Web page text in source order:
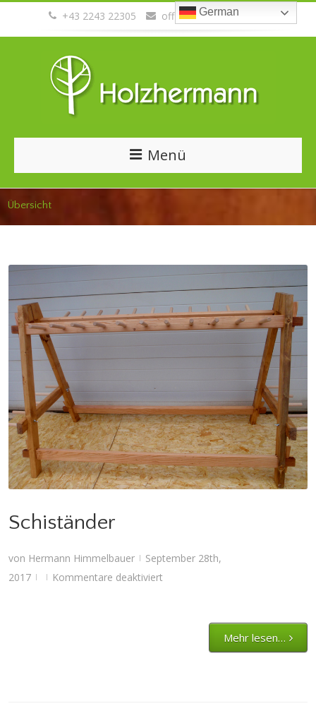
+43 2243 22305 office@holzhermann.at
Menü
Übersicht
Schiständer
von Hermann Himmelbauer |
September 28th,
2017 | | Kommentare deaktiviert
Mehr lesen…
German